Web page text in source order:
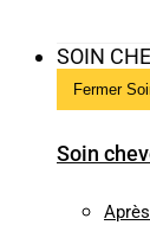
SOIN
Fermer
Soin